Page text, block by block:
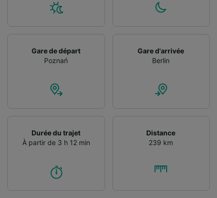
Gare de départ
Poznań
Gare d'arrivée
Berlin
Durée du trajet
À partir de 3 h 12 min
Distance
239 km